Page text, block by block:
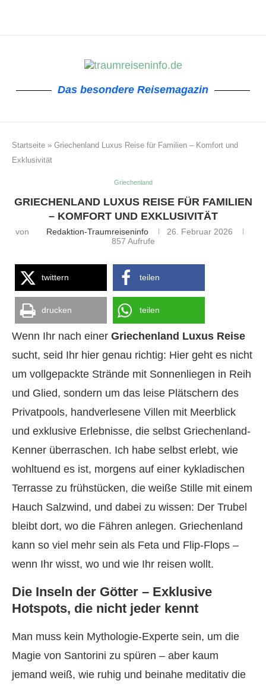
Das besondere Reisemagazin
Startseite » Griechenland Luxus Reise für Familien – Komfort und
Exklusivität
Griechenland
GRIECHENLAND LUXUS REISE FÜR FAMILIEN
– KOMFORT UND EXKLUSIVITÄT
von Redaktion-Traumreiseninfo
26. Februar 2026
857 Aufrufe
twittern teilen
drucken teilen
Wenn Ihr nach einer Griechenland Luxus Reise
sucht, seid Ihr hier genau richtig: Hier geht es nicht
um vollgepackte Strände mit Sonnenliegen in Reih
und Glied, sondern um das leise Plätschern des
Privatpools, handverlesene Villen mit Meerblick
und exklusive Erlebnisse, die selbst Griechenland-
Kenner überraschen. Ich habe selbst erlebt, wie
wohltuend es ist, morgens auf einer kykladischen
Terrasse zu frühstücken, die weiße Stille mit einem
Hauch Salzwind, und dabei zu wissen: Der Trubel
bleibt dort, wo die Fähren anlegen. Griechenland
kann so viel mehr sein als Feta und Flip-Flops –
wenn Ihr wisst, wo und wie Ihr reisen wollt.
Die Inseln der Götter – Exklusive
Hotspots, die nicht jeder kennt
Man muss kein Mythologie-Experte sein, um die
Magie von Santorini zu spüren – aber kaum
jemand weiß, wie ruhig und beinahe meditativ die